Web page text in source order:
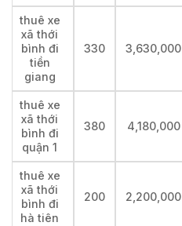
thuê xe
xã thới
bình đi
tiền
giang
330 3,630,000
thuê xe
xã thới
bình đi
quận 1
380 4,180,000
thuê xe
xã thới
bình đi
hà tiên
200 2,200,000